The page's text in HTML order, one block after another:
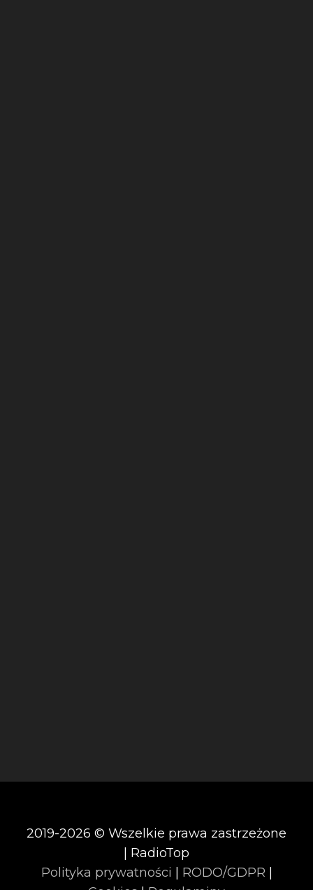
2019-2026 © Wszelkie prawa zastrzeżone
| RadioTop
Polityka prywatności
RODO/GDPR